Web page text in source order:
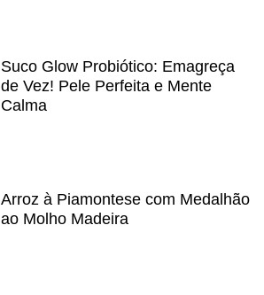
Suco Glow Probiótico: Emagreça
de Vez! Pele Perfeita e Mente
Calma
Arroz à Piamontese com Medalhão
ao Molho Madeira